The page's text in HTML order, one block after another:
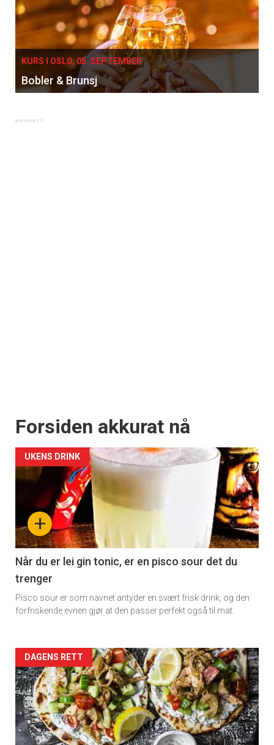
KURS I OSLO, 05. SEPTEMBER
Bobler & Brunsj
Forsiden akkurat nå
+
UKENS DRINK
Når du er lei gin tonic, er en pisco sour det du
trenger
Pisco sour er som navnet antyder en svært frisk drink, og den
forfriskende evnen gjør at den passer perfekt også til mat.
Forsiden
akkurat
nå
-
DAGENS RETT